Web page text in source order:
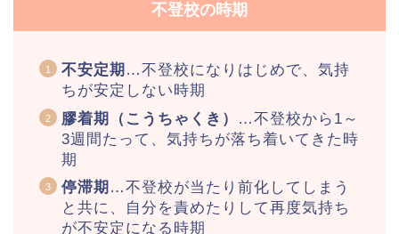
不登校の時期
不安定期 …不登校になりはじめで、気持
ちが安定しない時期
膠着期（こうちゃくき）
…不登校から1～
3週間たって、気持ちが落ち着いてきた時
期
停滞期 …不登校が当たり前化してしまう
と共に、自分を責めたりして再度気持ち
が不安定になる時期